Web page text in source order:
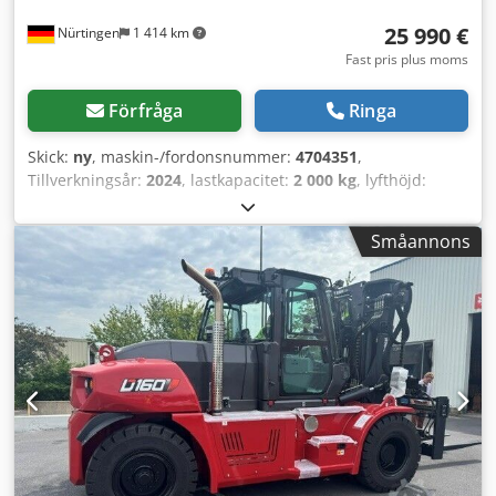
Nürtingen 1 414 km 25 990 €
Fast pris plus moms
Förfråga Ringa
Skick: ny, maskin-/fordonsnummer: 4704351,
Tillverkningsår: 2024, lastkapacitet: 2 000 kg, lyfthöjd:
1 000 mm
bränsletyp:elektrisk, masttyp:triplex, byggnadshöjd:
2 230 mm, gaffellängd:1 200 mm, Motortyp: Elektrisk,
tillverkare: Bobcat Cedpfx Aoxz Spwjndjrf
Småannons